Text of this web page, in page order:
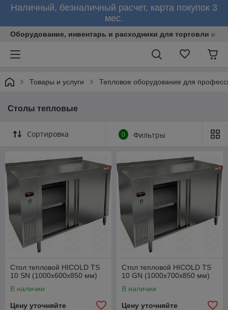
Наличный, безналичный расчет, карта покупок 3
мес.
Оборудование, инвентарь и расходники для торговли и
Товары и услуги Тепловое оборудование для
Столы тепловые
Сортировка 0 Фильтры
Стол тепловой HICOLD TS
10 SN (1000х600х850 мм)
В наличии
Цену уточняйте
Стол тепловой HICOLD TS
10 GN (1000х700х850 мм)
В наличии
Цену уточняйте